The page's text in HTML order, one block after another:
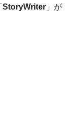
StoryWriter 」が